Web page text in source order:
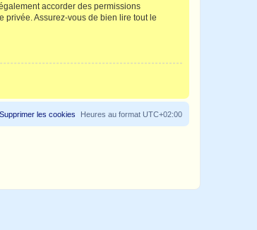
accorder des permissions
privée. Assurez-vous de bien lire tout le
Heures au format UTC+02:00
Supprimer les cookies